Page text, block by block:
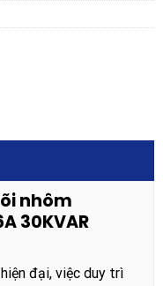
nhôm
30KVAR
đại, việc duy trì